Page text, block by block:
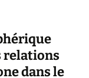
relations
dans le